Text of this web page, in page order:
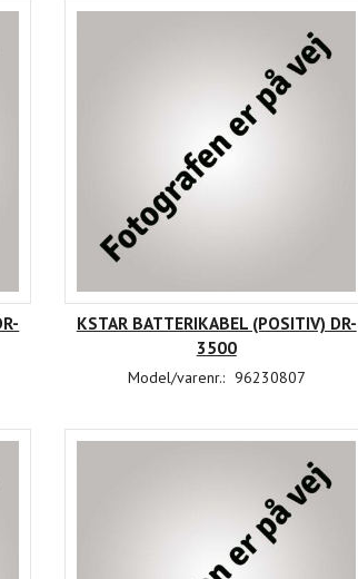
KSTAR BATTERIKABEL (POSITIV) DR-
3500
Model/varenr.: 96230807